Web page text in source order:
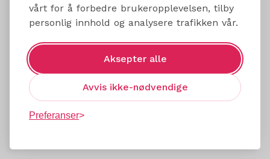
vårt for å forbedre brukeropplevelsen, tilby
personlig innhold og analysere trafikken vår.
Aksepter alle
Avvis ikke-nødvendige
Preferanser